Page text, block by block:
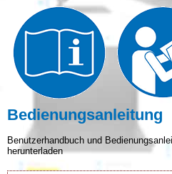
Bedienungsanleitung
Benutzerhandbuch und
herunterladen